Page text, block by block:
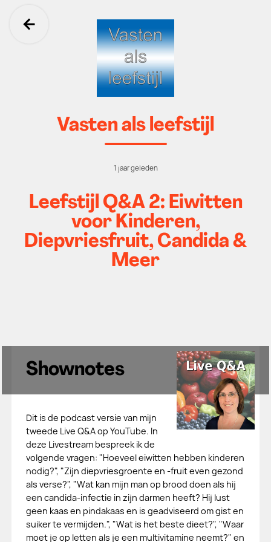
Ga terug
Vasten als leefstijl
1 jaar geleden
Leefstijl Q&A 2: Eiwitten
voor Kinderen,
Diepvriesfruit, Candida &
Meer
Shownotes
Dit is de podcast versie van mijn
tweede Live Q&A op YouTube. In
deze Livestream bespreek ik de
volgende vragen: "Hoeveel eiwitten hebben kinderen
nodig?", "Zijn diepvriesgroente en -fruit even gezond
als verse?", "Wat kan mijn man op brood doen als hij
een candida-infectie in zijn darmen heeft? Hij lust
geen kaas en pindakaas en is geadviseerd om gist en
suiker te vermijden.", "Wat is het beste dieet?", "Waar
moet je op letten als je een multivitamine neemt?" en